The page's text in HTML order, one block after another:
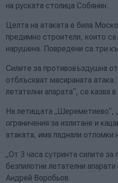
на руската столица Собянин.
Целта на атаката е била
предимно строители, които
нарушена. Повредени са три
Силите за противовъздушна
отблъскват масираната
летателни апарата“, се казва
На летищата „Шереметиево“,
ограничения за излитане и
атаката, има паднали отломки
„От 3 часа сутринта силите
безпилотни летателни
Андрей Воробьов.